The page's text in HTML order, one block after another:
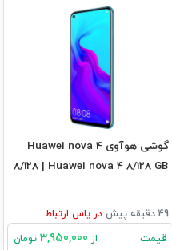
گوشی هوآوی Huawei nova 4
8/128 | Huawei nova 4 8/128 GB
49 دقیقه پیش در یاس ارتباط
قیمت از تومان